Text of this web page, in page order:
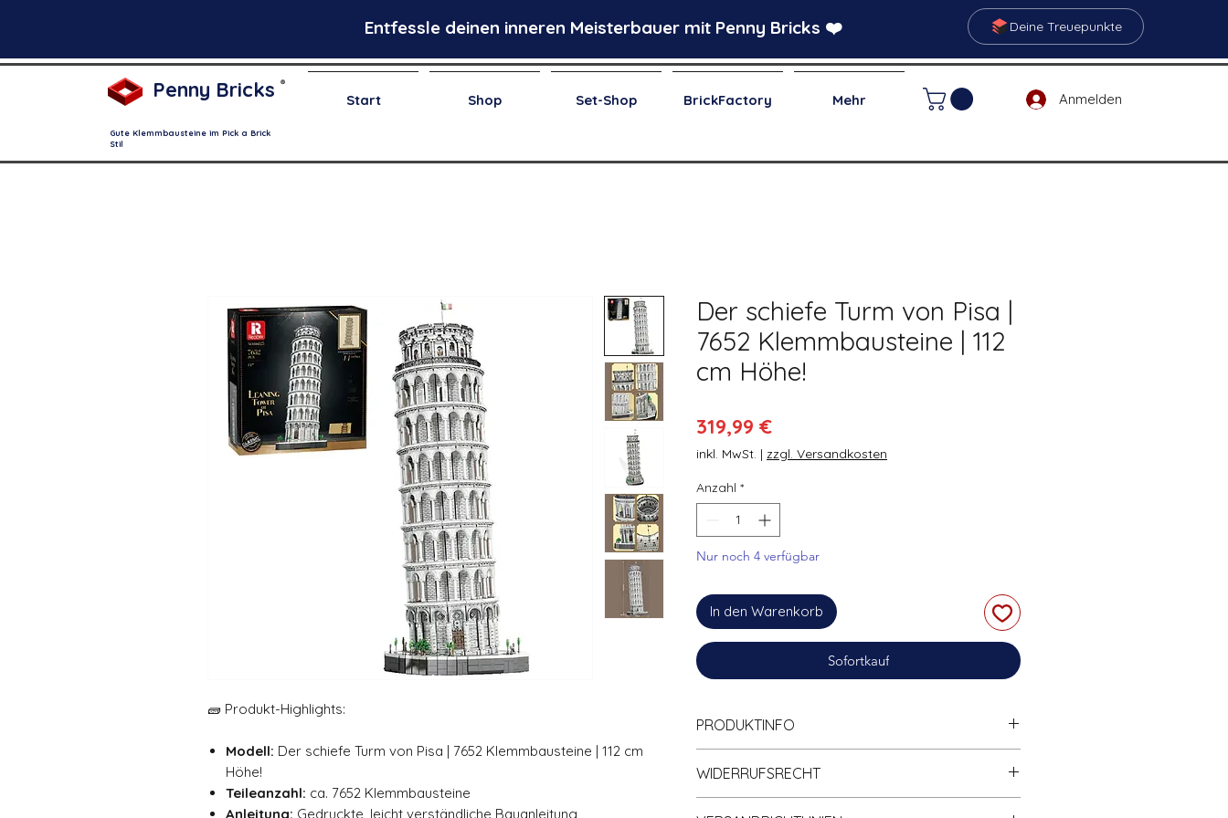
Entfessle deinen inneren Meisterbauer mit Penny Bricks ❤️ Deine Treuepunkte
Penny Bricks ®
Start Shop Set-Shop BrickFactory Mehr Anmelden
Gute Klemmbausteine im Pick a Brick
Stil
🧱 Produkt-Highlights:
Modell: Der schiefe Turm von Pisa | 7652 Klemmbausteine | 112 cm
Höhe!
Teileanzahl: ca. 7652 Klemmbausteine
Anleitung: Gedruckte, leicht verständliche Bauanleitung
Der schiefe Turm von Pisa |
7652 Klemmbausteine | 112
cm Höhe!
319,99 €Preis
inkl. MwSt. | zzgl. Versandkosten
Anzahl *
Nur noch 4 verfügbar
In den Warenkorb
Sofortkauf
PRODUKTINFO
Klemmbausteinmarken.
Empfohlenes Alter:ab 12 Jahren
WIDERRUFSRECHT